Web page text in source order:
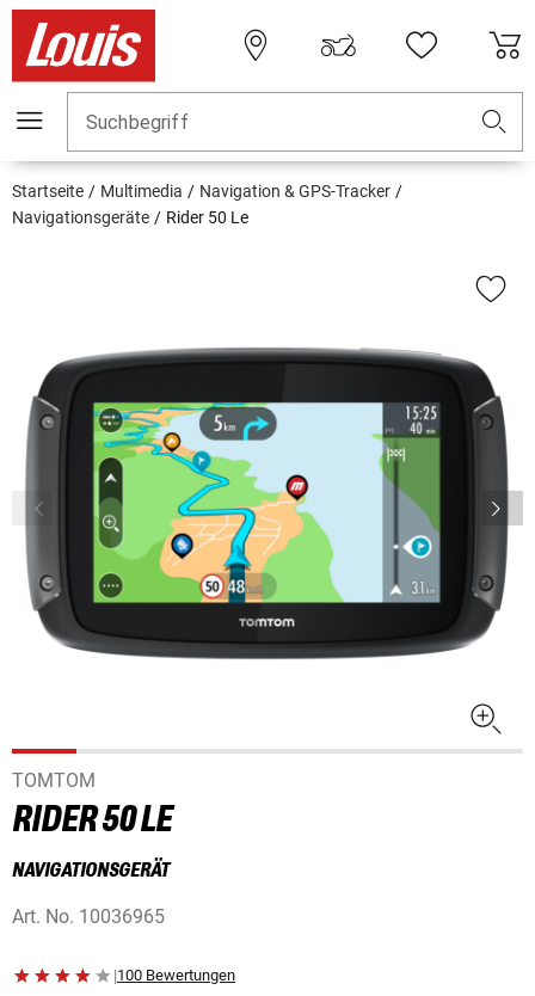
Suchbegriff
Startseite Multimedia
Navigation & GPS-Tracker
Navigationsgeräte
Rider 50 Le
TOMTOM
RIDER 50 LE
NAVIGATIONSGERÄT
Art. No. 10036965
|100 Bewertungen